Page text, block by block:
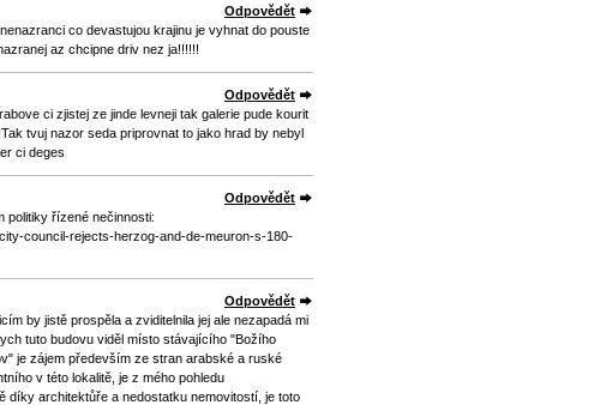
Odpovědět
co devastujou krajinu je vyhnat do pouste
az chcipne driv nez ja!!!!!!
Odpovědět
ci zjistej ze jinde levneji tak galerie pude kourit
tvuj nazor seda priprovnat to jako hrad by nebyl
ci deges
Odpovědět
politiky řízené nečinnosti:
council-rejects-herzog-and-de-meuron-s-180-
Odpovědět
by jistě prospěla a zviditelnila jej ale nezapadá mi
tuto budovu viděl místo stávajícího "Božího
je zájem především ze stran arabské a ruské
v této lokalitě, je z mého pohledu
díky architektůře a nedostatku nemovitostí, je toto